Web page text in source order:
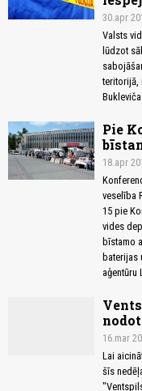
30.apr
Valsts
lūdzot
teritorijā,
Pie
18.apr
veselība
15 pie
vides
bīstamo
baterijas
aģentūru
16.mar
Lai
šīs